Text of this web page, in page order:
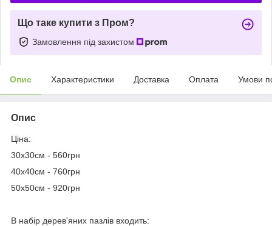
Що таке купити з Пром?
Замовлення під захистом
Опис Характеристики Доставка Оплата Умови
Опис
Ціна:
30х30см - 560грн
40х40см - 760грн
50х50см - 920грн
В набір дерев'яних пазлів входить: